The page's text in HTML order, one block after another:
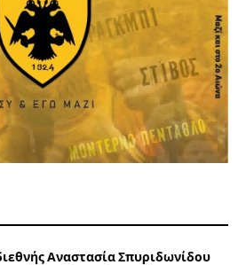
Αναστασία Σπυριδωνίδου